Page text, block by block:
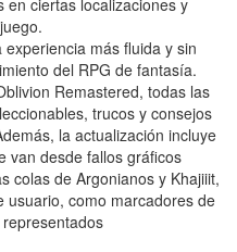
más fluida y sin
del RPG de fantasía.
Remastered, todas las
trucos y consejos
la actualización incluye
van desde fallos gráficos
colas de Argonianos y Khajiiit,
usuario, como marcadores de